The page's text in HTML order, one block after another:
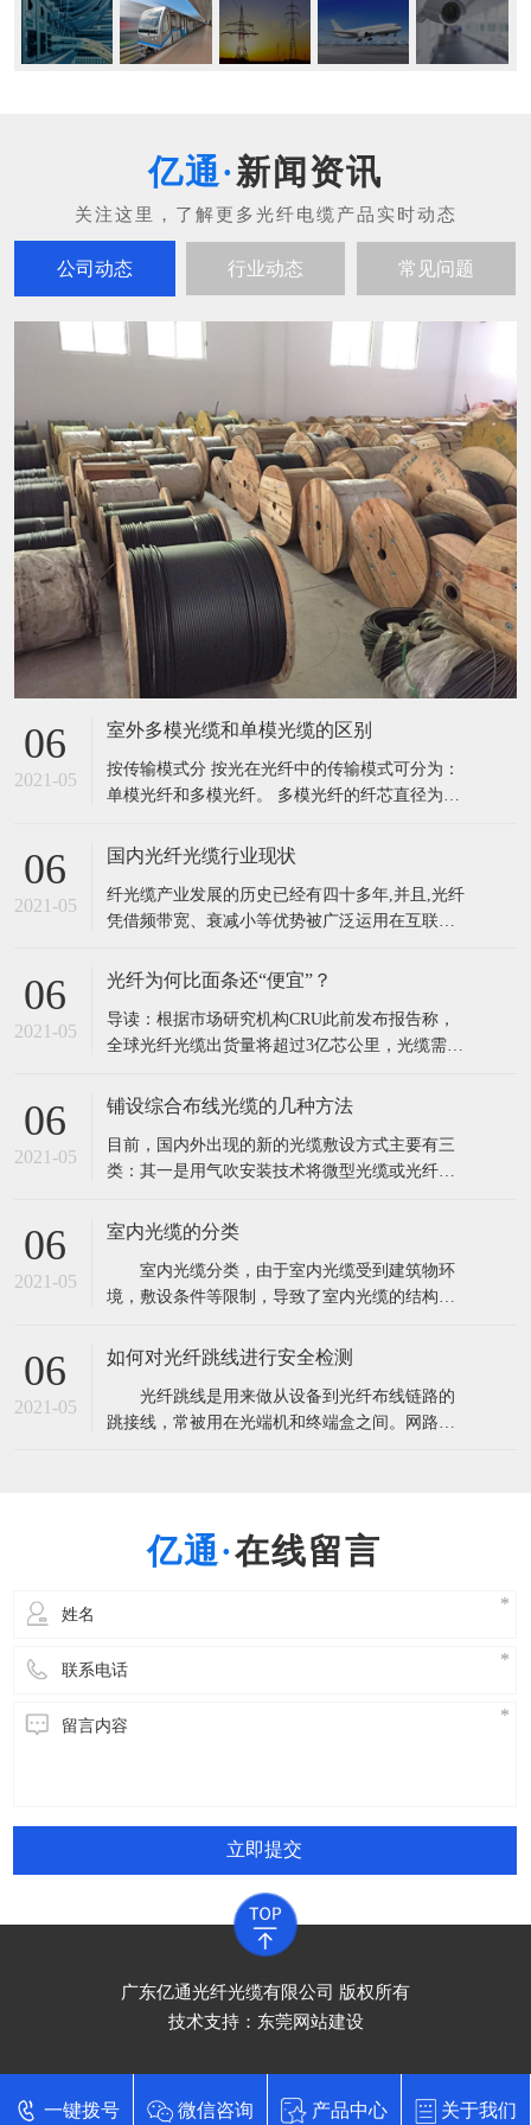
新闻资讯
公司动态 行业动态 常见问题
06
2021-05
室外多模光缆和单模光缆的区别
按传输模式分 按光在光纤中的传输模式可分为：
单模光纤和多模光纤。 多模光纤的纤芯直径为
直径为8.3μm，包层外直径125μm。光纤的工作波
纤损耗一般是随波长加长而减小，0.85
06
2021-05
国内光纤光缆行业现状
纤光缆产业发展的历史已经有四十多年,并且,光纤
凭借频带宽、衰减小等优势被广泛运用在互联
网络信息都使用光纤光缆进行传输,光纤已经成为
产业的发展对我国的信息化建设有着重要意义。
我国的光纤光缆产业发展历史也已经有三十多年
06
2021-05
光纤为何比面条还“便宜”？
导读：根据市场研究机构CRU此前发布报告称，
全球光纤光缆出货量将超过3亿芯公里，光缆需求
由此也带来了低价竞争以次充好的非理性市场现
球光纤光缆出货量将超过3亿芯公里，光缆需求量
超过2．85亿芯公里。这将导致
06
2021-05
铺设综合布线光缆的几种方法
目前，国内外出现的新的光缆敷设方式主要有三
类：其一是用气吹安装技术将微型光缆或光纤
在水泥路面上开槽，将微型光缆布放在路槽内；
装用光缆 气吹敷设方式即是利用压缩空气的高速
气流将微缆吹入指定的管道中。气吹敷设方式
06
2021-05
室内光缆的分类
室内光缆分类，由于室内光缆受到建筑物环
境，敷设条件等限制，导致了室内光缆的结构设
缆的机械性能与光学性能各有侧重等。 1.按
缆，室内配线光缆和室内中继光缆三种。 室
内主干光缆主要是提供建筑物内、外之间
06
2021-05
如何对光纤跳线进行安全检测
光纤跳线是用来做从设备到光纤布线链路的
跳接线，常被用在光端机和终端盒之间。网路的
指标：插入损耗小于0.3dB回波损耗大于45
在线留言
立即提交
广东亿通光纤光缆有限公司 版权所有
技术支持： 东莞网站建设
一键拨号 微信咨询 产品中心 关于我们